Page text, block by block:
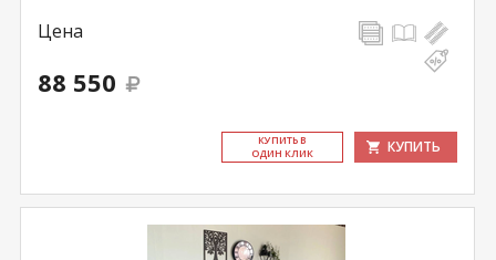
Цена
88 550
КУ­ПИТЬ В
ОДИН КЛИК
КУПИТЬ